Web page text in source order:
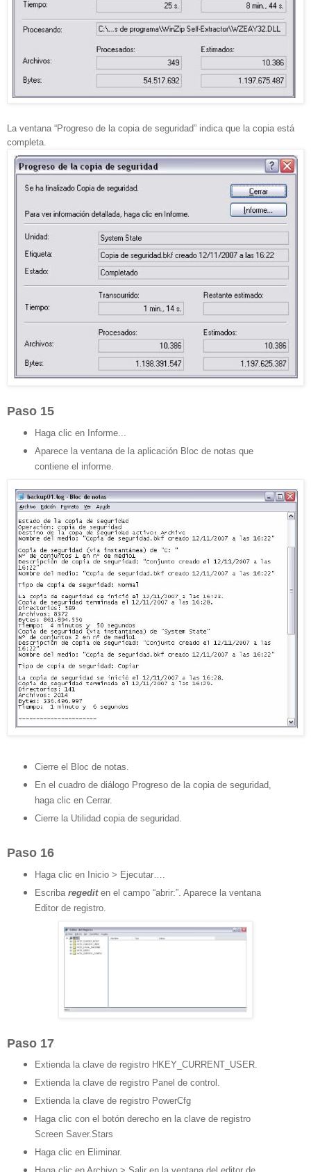
La ventana “Progreso de la copia de seguridad” indica que la copia está
completa.
Paso 15
Haga clic en Informe...
Aparece la ventana de la aplicación Bloc de notas que
contiene el informe.
Cierre el Bloc de notas.
En el cuadro de diálogo Progreso de la copia de seguridad,
haga clic en Cerrar.
Cierre la Utilidad copia de seguridad.
Paso 16
Haga clic en Inicio > Ejecutar….
Escriba regediten el campo “abrir:”. Aparece la ventana
Editor de registro.
Paso 17
Extienda la clave de registro HKEY_CURRENT_USER.
Extienda la clave de registro Panel de control.
Extienda la clave de registro PowerCfg
Haga clic con el botón derecho en la clave de registro
Screen Saver.Stars
Haga clic en Eliminar.